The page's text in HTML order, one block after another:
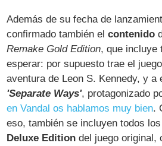
Además de su fecha de
confirmado también elcontenido
Remake Gold Edition, que incluye
esperar: por supuesto trae el
aventura de Leon S. Kennedy, y a
'Separate Ways', protagonizado
en Vandal os hablamos muy bien.
eso, también se incluyen todos
Deluxe Edition del juego original,